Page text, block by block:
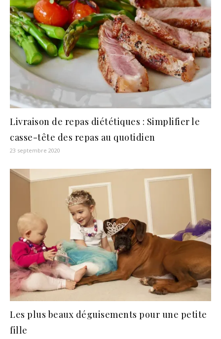
Livraison de repas diététiques : Simplifier le
casse-tête des repas au quotidien
23 septembre 2020
Les plus beaux déguisements pour une petite
fille